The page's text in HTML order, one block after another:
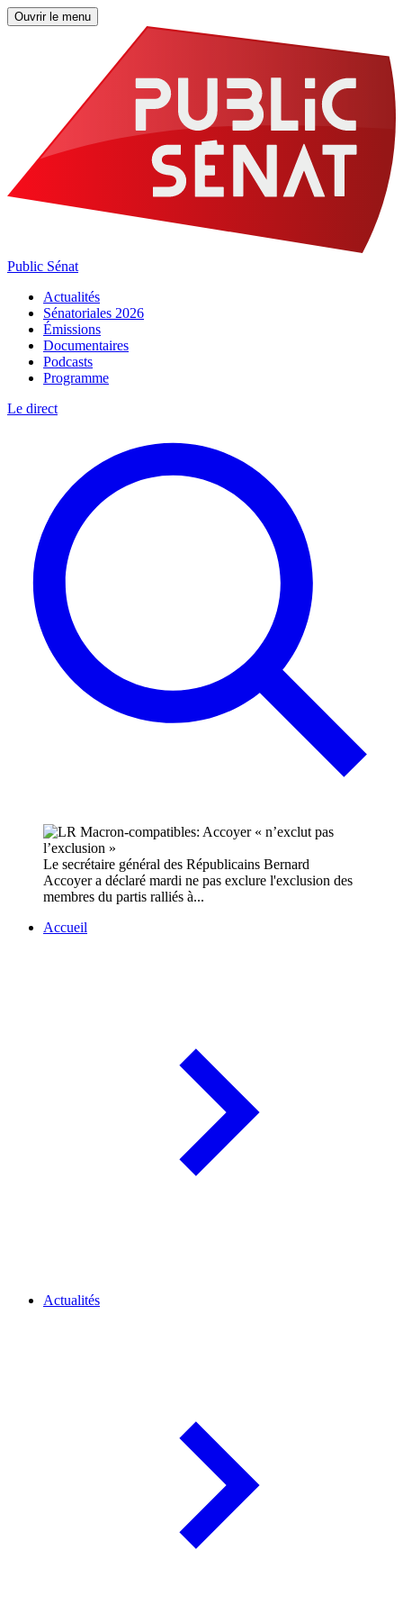
Ouvrir le menu
Public Sénat
Actualités
Sénatoriales 2026
Émissions
Documentaires
Podcasts
Programme
Le direct
Le secrétaire général des Républicains Bernard
Accoyer a déclaré mardi ne pas exclure l'exclusion des
membres du partis ralliés à...
Accueil
Actualités